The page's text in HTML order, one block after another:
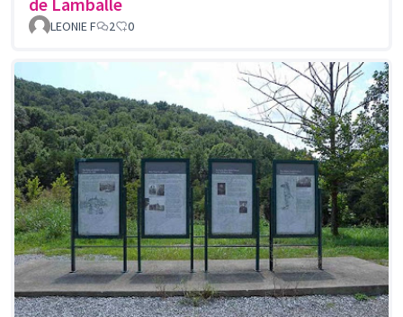
LEONIE F 2 0